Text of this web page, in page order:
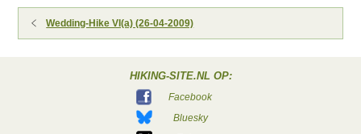
Wedding-Hike VI(a) (26-04-2009)
HIKING-SITE.NL OP:
Facebook
Bluesky